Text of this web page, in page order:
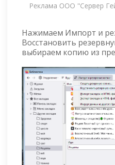
Реклама ООО "Сервер
Нажимаем Импорт и
Восстановить
выбираем копию из